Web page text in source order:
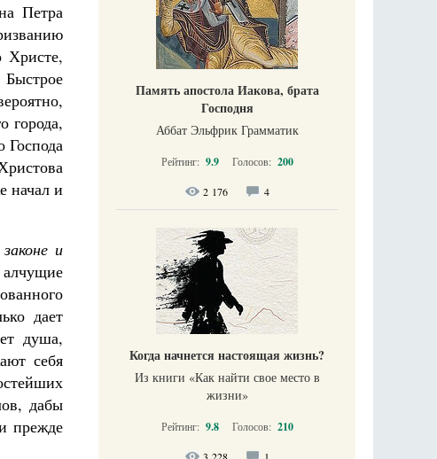
Петра
Христе,
города,
Господа
начал и
и
дает
душа,
себя
дабы
прежде
Память апостола Иакова, брата
Господня
Аббат Эльфрик Грамматик
Рейтинг: 9.9 Голосов: 200
2 176 4
Когда начнется настоящая жизнь?
Из книги «Как найти свое место в
жизни​»
Рейтинг: 9.8 Голосов: 210